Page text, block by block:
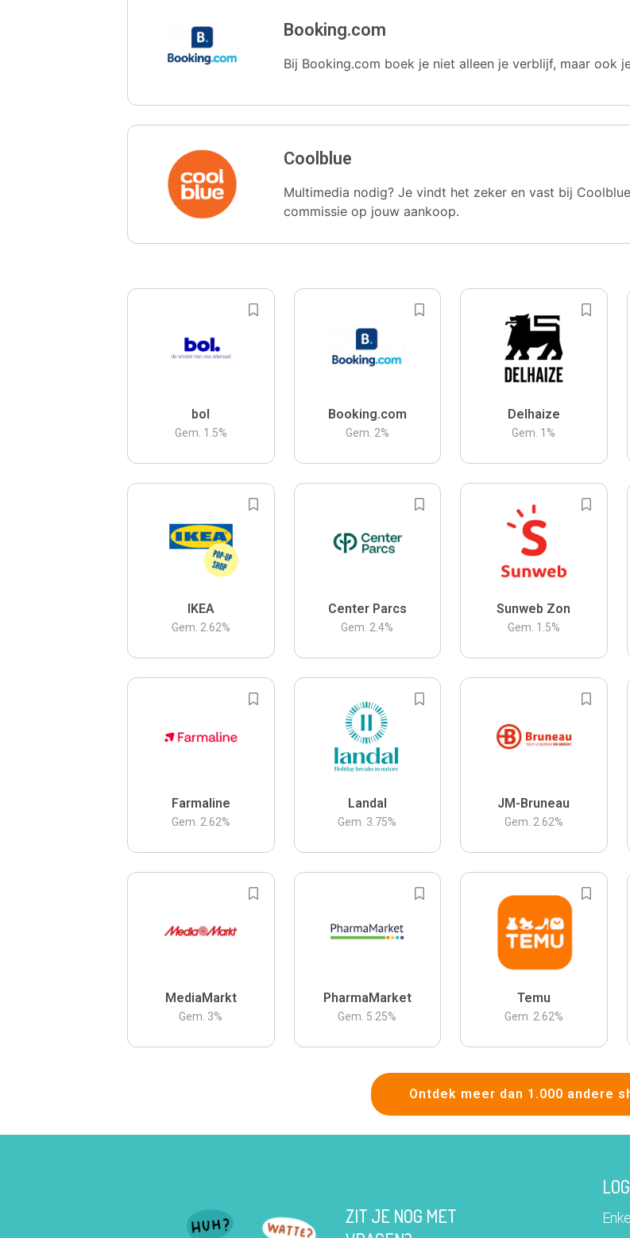
Booking.com
Bij Booking.com boek je niet alleen je verblijf, maar ook
Coolblue
Multimedia nodig? Je vindt het zeker en vast bij
commissie op jouw aankoop.
bol
Gem. 1.5%
Booking.com
Gem. 2%
Delhaize
Gem. 1 %
IKEA
Gem. 2.62%
Center Parcs
Gem. 2.4%
Sunweb Zon
Gem. 1.5%
Farmaline
Gem. 2.62%
Landal
Gem. 3.75%
JM-Bruneau
Gem. 2.62%
MediaMarkt
Gem. 3%
PharmaMarket
Gem. 5.25%
Temu
Gem. 2.62%
Ontdek meer dan 1.000 andere
ZIT JE NOG MET